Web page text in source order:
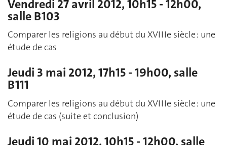
Vendredi 27 avril 2012, 10h15 - 12h00,
salle B103
Comparer les religions au début du XVIIIe siècle : une
étude de cas
Jeudi 3 mai 2012, 17h15 - 19h00, salle
B111
Comparer les religions au début du XVIIIe siècle : une
étude de cas (suite et conclusion)
Jeudi 10 mai 2012, 10h15 - 12h00, salle